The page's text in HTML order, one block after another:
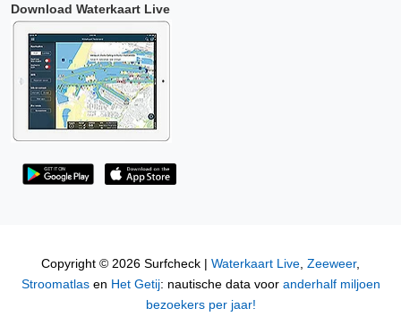
Download Waterkaart Live
Copyright © 2026 Surfcheck | Waterkaart Live, Zeeweer,
Stroomatlasen Het Getij: nautische data voor anderhalf miljoen
bezoekers per jaar!